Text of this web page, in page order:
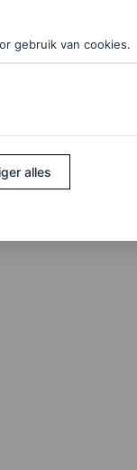
gebruik van cookies.
alles